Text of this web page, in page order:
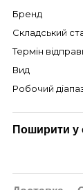
Бренд
Складський
Термін
Вид
Робочий
Поширити у